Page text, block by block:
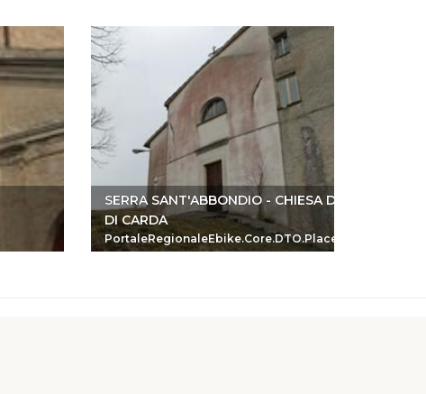
SERRA SANT'ABBONDIO - CHIESA DI S. LORENZO
DI CARDA
PortaleRegionaleEbike.Core.DTO.PlaceReferenceDTO